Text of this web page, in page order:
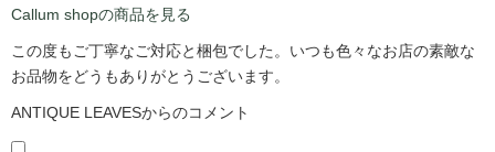
Callum shopの商品を見る
この度もご丁寧なご対応と梱包でした。いつも色々なお店の素敵な
お品物をどうもありがとうございます。
ANTIQUE LEAVESからのコメント